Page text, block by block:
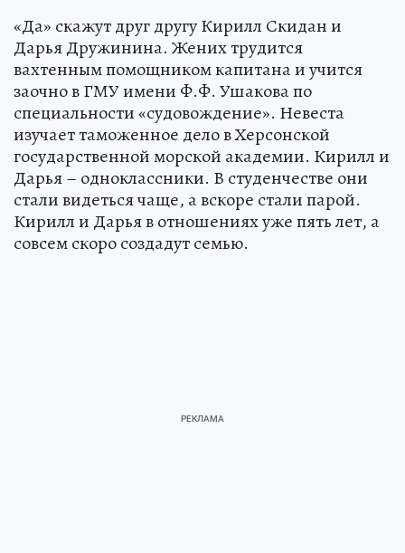
«Да» скажут друг другу Кирилл Скидан и
Дарья Дружинина. Жених трудится
вахтенным помощником капитана и учится
заочно в ГМУ имени Ф.Ф. Ушакова по
специальности «судовождение». Невеста
изучает таможенное дело в Херсонской
государственной морской академии. Кирилл и
Дарья – одноклассники. В студенчестве они
стали видеться чаще, а вскоре стали парой.
Кирилл и Дарья в отношениях уже пять лет, а
совсем скоро создадут семью.